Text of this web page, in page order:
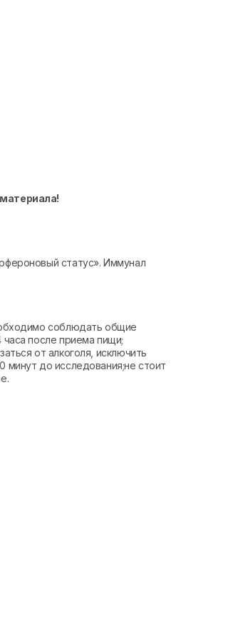
статус». Иммунал
соблюдать общие
после приема пищи;
от алкоголя, исключить
минут до исследования;не стоит